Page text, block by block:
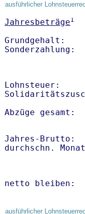
ausführlicher
Jahresbeträge1
Grundgehalt:
Lohnsteuer:
Abzüge
Jahres-
netto
ausführlicher